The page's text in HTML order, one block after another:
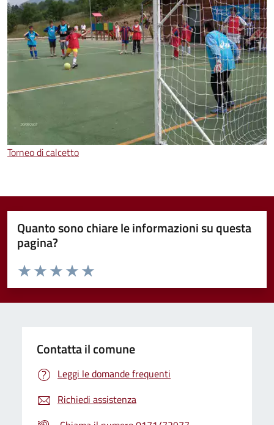
Torneo di calcetto
Quanto sono chiare le informazioni su questa
pagina?
Valuta da 1 a 5 stelle la pagina
Valuta 5 stelle su 5
Valuta 4 stelle su 5
Valuta 3 stelle su 5
Valuta 2 stelle su 5
Valuta 1 stelle su 5
Contatta il comune
Leggi le domande frequenti
Richiedi assistenza